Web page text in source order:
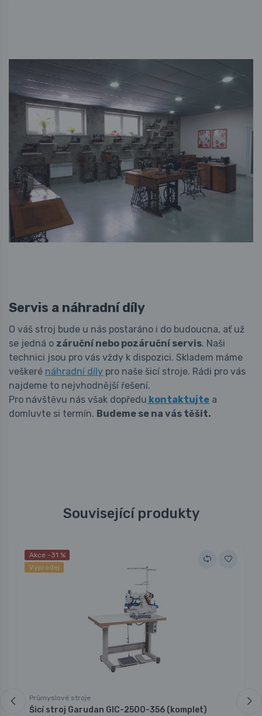
Servis a náhradní díly
O váš stroj bude u nás postaráno i do budoucna, ať už
se jedná o záruční nebo pozáruční servis. Naši
technici jsou pro vás vždy k dispozici. Skladem máme
veškeré náhradní díly pro naše šicí stroje. Rádi pro vás
najdeme to nejvhodnější řešení.
Pro návštěvu nás však dopředu kontaktujte a
domluvte si termín. Budeme se na vás těšit.
Související produkty
Akce -31 %
Výprodej
Průmyslové stroje
Šicí stroj Garudan GIC-2500-356 (komplet)